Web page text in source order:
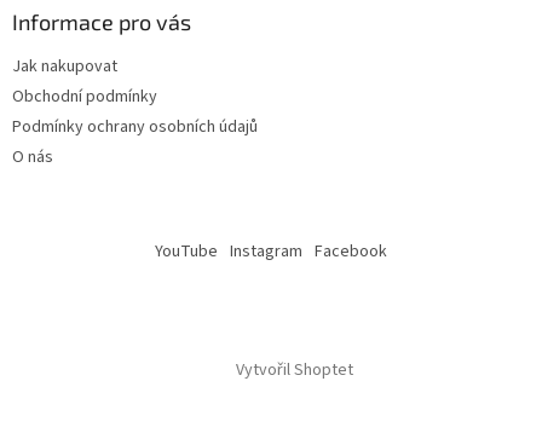
Informace pro vás
Jak nakupovat
Obchodní podmínky
Podmínky ochrany osobních údajů
O nás
YouTube Instagram Facebook
Vytvořil Shoptet